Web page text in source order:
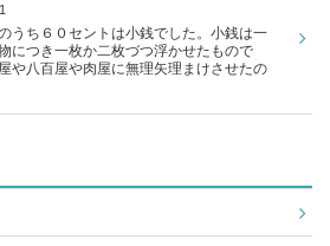
うち６０セントは小銭でした。小銭は一
につき一枚か二枚づつ浮かせたもので
や八百屋や肉屋に無理矢理まけさせたの